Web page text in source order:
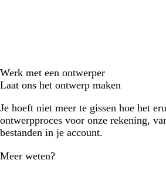
Werk met een ontwerper
Laat ons het ontwerp maken
Je hoeft niet meer te gissen hoe het
ontwerpproces voor onze rekening,
bestanden in je account.
Meer weten?